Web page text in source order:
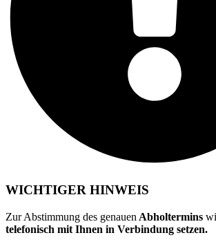
WICHTIGER HINWEIS
Zur Abstimmung des genauen Abholtermins
telefonisch mit Ihnen in Verbindung setzen.